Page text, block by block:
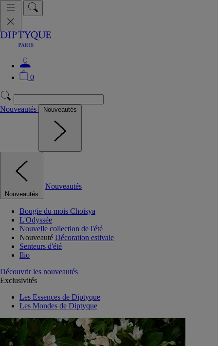
0
Nouveautés Nouveautés
Nouveautés
Nouveautés
Bougie du mois Choisya
L'Odyssée
Nouvelle collection de l'été
Nouveauté Décoration estivale
Senteurs d'été
Ilio
Découvrir les nouveautés
Exclusivités
Les Essences de Diptyque
Les Mondes de Diptyque